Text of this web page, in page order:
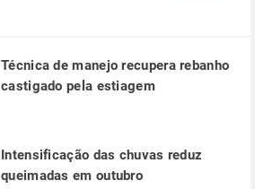
Técnica de manejo recupera rebanho
castigado pela estiagem
Intensificação das chuvas reduz
queimadas em outubro